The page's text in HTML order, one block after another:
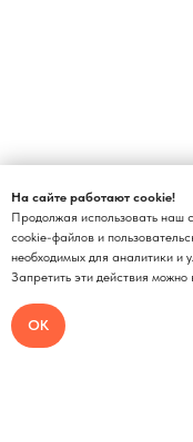
На сайте работают cookie!
Продолжая использовать наш
cookie-файлов и
необходимых для аналитики и
Запретить эти действия
ОК